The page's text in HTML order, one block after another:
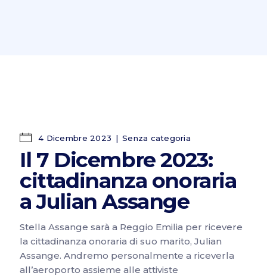
4 Dicembre 2023 Senza categoria
Il 7 Dicembre 2023:
cittadinanza onoraria
a Julian Assange
Stella Assange sarà a Reggio Emilia per ricevere
la cittadinanza onoraria di suo marito, Julian
Assange. Andremo personalmente a riceverla
all’aeroporto assieme alle attiviste